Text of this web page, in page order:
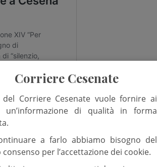
Corriere Cesenate
Corriere Cesenate vuole fornire ai
un’informazione di qualità in forma
a farlo abbiamo bisogno del
per l’accettazione dei cookie.